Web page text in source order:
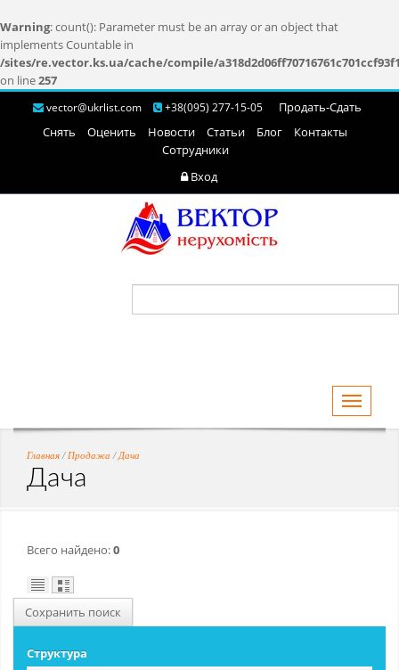
Warning: count(): Parameter must be an array or an object that
implements Countable in
/sites/re.vector.ks.ua/cache/compile/
on line257
vector@ukrlist.com +38(095) 277-15-05
Продать-Cдать
Снять
Оценить Новости Статьи Блог
Контакты
Сотрудники
Вход
Toggle
Главная / Продажа /Дача
Дача
Всего найдено:0
Сохранить поиск
Структура